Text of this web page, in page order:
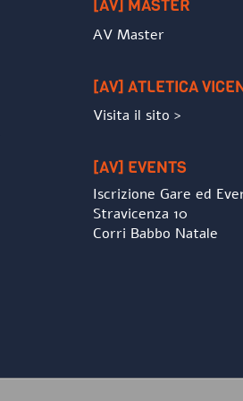
[AV] MASTER
AV Master
[AV] ATLETICA
Visita il sito >
[AV] EVENTS
Iscrizione Gare ed
Stravicenza 10
Corri Babbo Natale